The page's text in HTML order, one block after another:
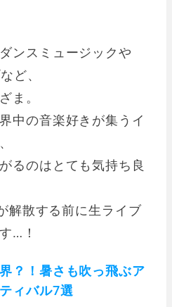
ンスミュージックや
ど、
ま。
中の音楽好きが集うイ
るのはとても気持ち良
解散する前に生ライブ
…！
？！暑さも吹っ飛ぶア
ィバル7選